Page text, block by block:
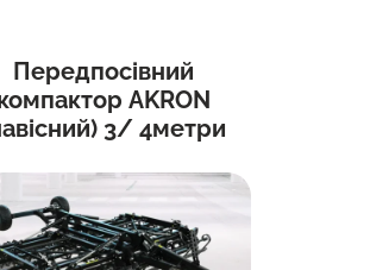
Передпосівний
AKRON
3/ 4метри